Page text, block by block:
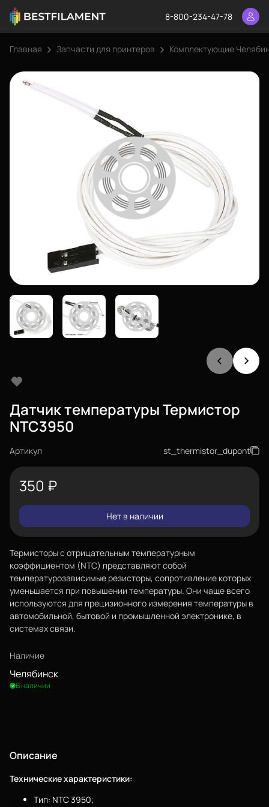
8-800-234-47-78
Главная Запчасти для принтеров Комплектующие
Датчик температуры Термистор
NTC3950
Артикул st_thermistor_dupont
350 ₽
Нет в наличии
Термисторы с отрицательным температурным
коэффициентом (NTC) представляют собой
температурозависимые резисторы, сопротивление которых
уменьшается при повышении температуры. Они чаще всего
используются для прецизионного измерения температуры в
автомобильной, бытовой и промышленной электронике, в
системах связи.
Наличие
Челябинск
В наличии
Описание
Технические характеристики:
Тип: NTC 3950;
Еще
Войти